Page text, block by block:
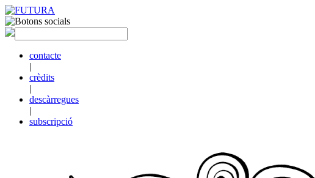
contacte
|
crèdits
|
descàrregues
|
subscripció